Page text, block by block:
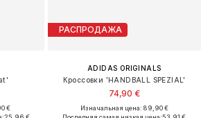
€
РАСПРОДАЖА
ADIDAS ORIGINALS
Кроссовки 'HANDBALL SPEZIAL'
74,90 €
Изначальная цена: 89,90 €